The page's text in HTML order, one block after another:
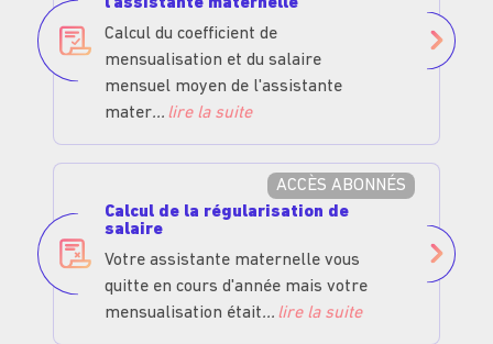
Calcul du coefficient de
mensualisation et du salaire
mensuel moyen de l'assistante
mater
lire la suite
ACCÈS ABONNÉS
Calcul de la régularisation de
salaire
Votre assistante maternelle vous
quitte en cours d'année mais votre
mensualisation était
lire la suite